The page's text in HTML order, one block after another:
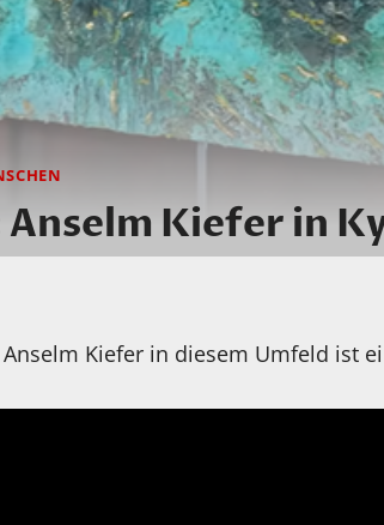
Anselm Kiefer in
Kiefer in diesem Umfeld ist